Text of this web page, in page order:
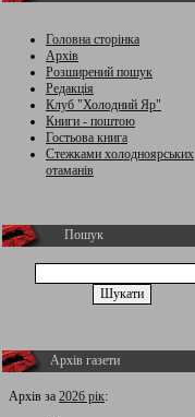
Головна сторінка
Архів
Розширений пошук
Редакція
Клуб "Холодний Яр"
Книги - поштою
Гостьова книга
Стежками холодноярських
отаманів
Пошук
Архів газети
Архів за 2026 рік: